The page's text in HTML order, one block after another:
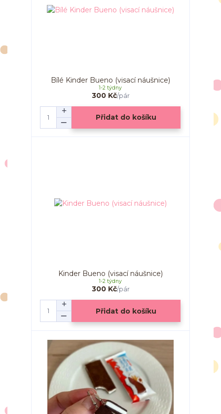
Bílé Kinder Bueno (visací náušnice)
300 Kč/pár
1-2 týdny
Přidat do košíku
Kinder Bueno (visací náušnice)
300 Kč/pár
1-2 týdny
Přidat do košíku